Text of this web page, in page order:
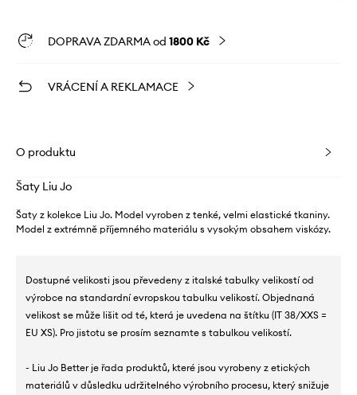
DOPRAVA ZDARMA od 1800 Kč
VRÁCENÍ A REKLAMACE
O produktu
Šaty Liu Jo
Šaty z kolekce Liu Jo. Model vyroben z tenké, velmi elastické tkaniny.
Model z extrémně příjemného materiálu s vysokým obsahem viskózy.
Dostupné velikosti jsou převedeny z italské tabulky velikostí od
výrobce na standardní evropskou tabulku velikostí. Objednaná
velikost se může lišit od té, která je uvedena na štítku (IT 38/XXS =
EU XS). Pro jistotu se prosím seznamte s tabulkou velikostí.
- Liu Jo Better je řada produktů, které jsou vyrobeny z etických
materiálů v důsledku udržitelného výrobního procesu, který snižuje